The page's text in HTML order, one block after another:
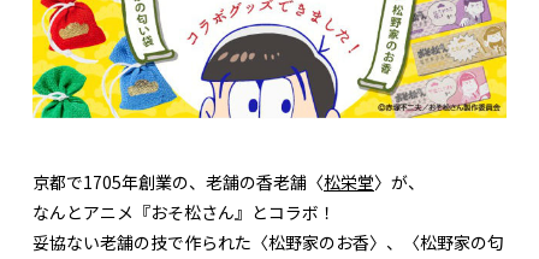
京都で1705年創業の、老舗の香老舗〈松栄堂〉が、
なんとアニメ『おそ松さん』とコラボ！
妥協ない老舗の技で作られた〈松野家のお香〉、〈松野家の匂